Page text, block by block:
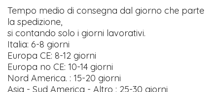
Tempo medio di consegna dal giorno che parte
la spedizione,
si contando solo i giorni lavorativi.
Italia: 6-8 giorni
Europa CE: 8-12 giorni
Europa no CE: 10-14 giorni
Nord America. : 15-20 giorni
Asia - Sud America - Altro : 25-30 giorni